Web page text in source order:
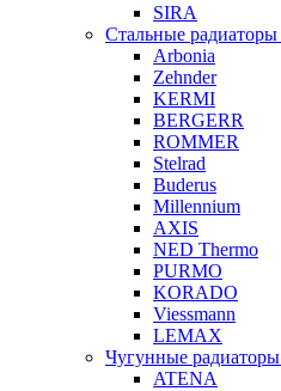
SIRA
Стальные радиаторы
Arbonia
Zehnder
KERMI
BERGERR
ROMMER
Stelrad
Buderus
Millennium
AXIS
NED Thermo
PURMO
KORADO
Viessmann
LEMAX
Чугунные радиаторы
ATENA